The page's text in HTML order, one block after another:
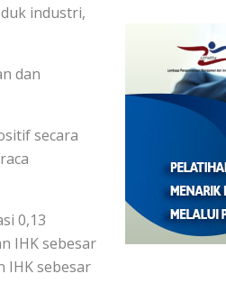
industri,
dan
secara
0,13
IHK sebesar
IHK sebesar